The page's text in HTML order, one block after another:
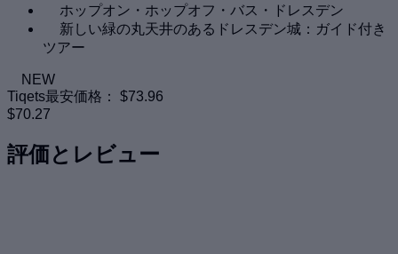
ホップオン・ホップオフ・バス・ドレスデン
新しい緑の丸天井のあるドレスデン城：ガイド付き
ツアー
NEW
Tiqets最安価格：
$73.96
$70.27
評価とレビュー